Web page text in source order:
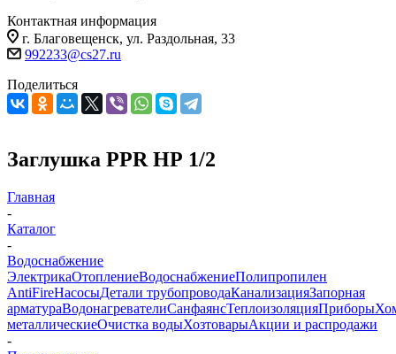
Контактная информация
г. Благовещенск, ул. Раздольная, 33
992233@cs27.ru
Поделиться
Заглушка PPR НР 1/2
Главная
-
Каталог
-
Водоснабжение
ЭлектрикаОтоплениеВодоснабжениеПолипропилен
AntiFireНасосыДетали трубопроводаКанализацияЗапорная
арматураВодонагревателиСанфаянсТеплоизоляцияПриборы
металлическиеОчистка водыХозтоварыАкции и распродажи
-